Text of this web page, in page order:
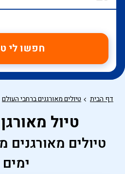
חפשו לי
דף הבית טיולים מאורגנים ברחבי העולם
טיול מאורגן 5
ימים